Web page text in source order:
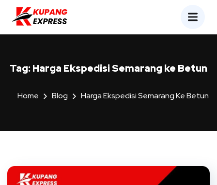
Tag: Harga Ekspedisi Semarang ke Betun
Home Blog Harga Ekspedisi Semarang Ke Betun